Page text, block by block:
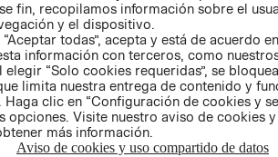
COOKIES
fin, recopilamos información sobre el
y el dispositivo.
todas”, acepta y está de acuerdo
información con terceros, como
“Solo cookies requeridas”, se
limita nuestra entrega de contenido y
Haga clic en “Configuración de cookies y
opciones. Visite nuestro aviso de cookies
más información.
Aviso de cookies y uso compartido de datos